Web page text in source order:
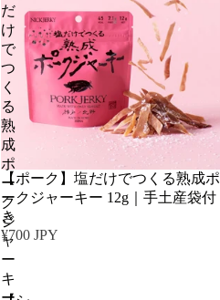
だ
け
で
つ
く
る
熟
成
ポ
ー
ク
ジ
ャ
ー
キ
【ポーク】塩だけでつくる熟成ポ
ークジャーキー 12g｜手土産袋付
き
¥700 JPY